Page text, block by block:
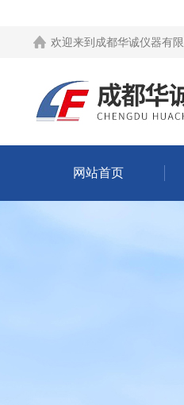
欢迎来到 成都华诚仪器有
网站首页